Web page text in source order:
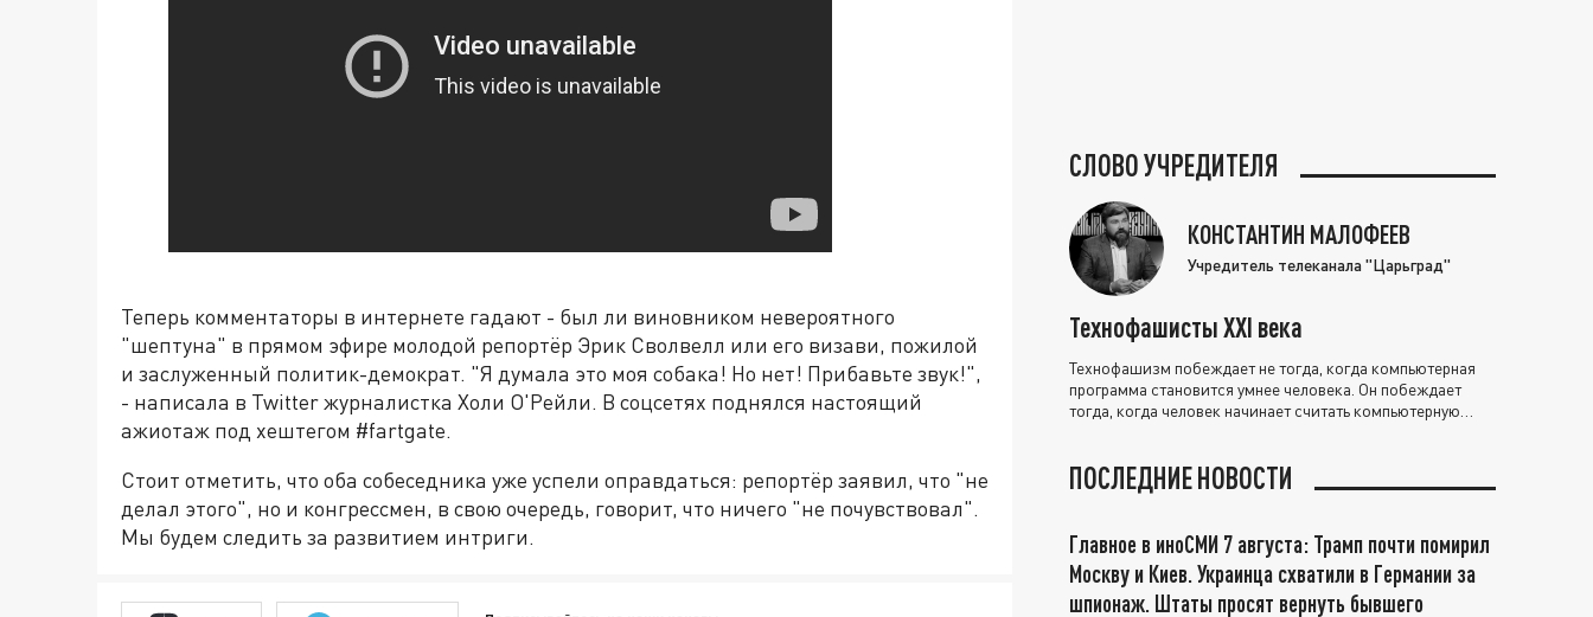
Теперь комментаторы в интернете гадают - был ли виновником невероятного
"шептуна" в прямом эфире молодой репортёр Эрик Сволвелл или его визави, пожилой
и заслуженный политик-демократ. "Я думала это моя собака! Но нет! Прибавьте звук!",
- написала в Twitter журналистка Холи О'Рейли. В соцсетях поднялся настоящий
ажиотаж под хештегом #fartgate.
Стоит отметить, что оба собеседника уже успели оправдаться: репортёр заявил, что "не
делал этого", но и конгрессмен, в свою очередь, говорит, что ничего "не почувствовал".
Мы будем следить за развитием интриги.
СЛОВО УЧРЕДИТЕЛЯ
КОНСТАНТИН МАЛОФЕЕВ
Учредитель телеканала "Царьград"
Технофашисты XXI века
Технофашизм побеждает не тогда, когда компьютерная
программа становится умнее человека. Он побеждает
тогда, когда человек начинает считать компьютерную
ПОСЛЕДНИЕ НОВОСТИ
Главное в иноСМИ 7 августа: Трамп почти помирил
Москву и Киев. Украинца схватили в Германии за
шпионаж. Штаты просят вернуть бывшего